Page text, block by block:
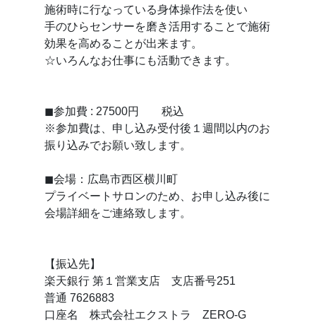
施術時に行なっている身体操作法を使い
手のひらセンサーを磨き活用することで施術
効果を高めることが出来ます。
☆いろんなお仕事にも活動できます。
◼参加費 : 27500円 税込
※参加費は、申し込み受付後１週間以内のお
振り込みでお願い致します。
◼会場：広島市西区横川町
プライベートサロンのため、お申し込み後に
会場詳細をご連絡致します。
【振込先】
楽天銀行 第１営業支店 支店番号251
普通 7626883
口座名 株式会社エクストラ ZERO-G